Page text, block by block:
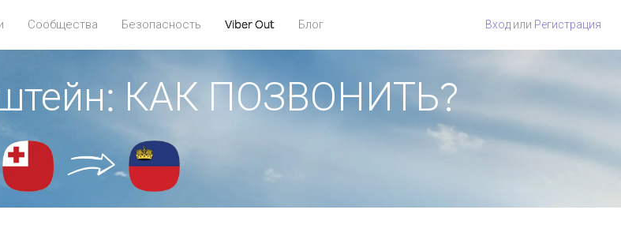
Сообщества Безопасность Viber Out Блог Вход или Регистрация
КАК ПОЗВОНИТЬ?